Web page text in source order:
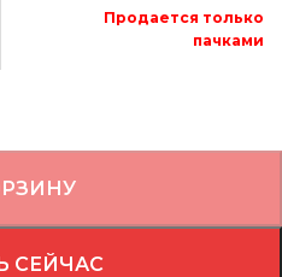
Продается только
пачками
СЕЙЧАС